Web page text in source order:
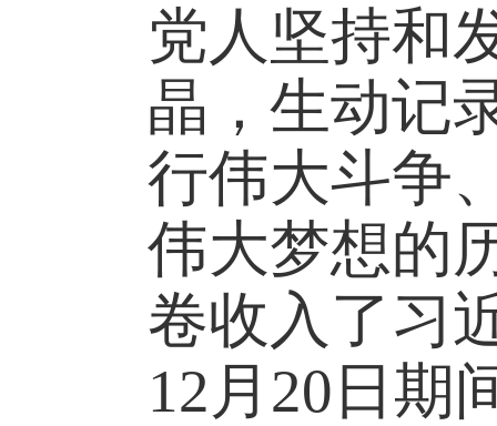
党人坚持和
晶，生动记
行伟大斗争
伟大梦想的
卷收入了习
12月20日期